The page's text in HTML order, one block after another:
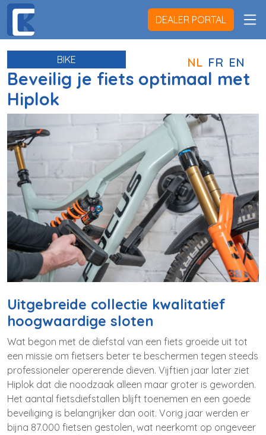
DEALER PORTAL
NL FR EN
BIKE
Beveilig je fiets optimaal met
Hiplok
Uitgebreide collectie kwalitatief
hoogwaardige sloten
Wat begon met de diefstal van een fiets groeide uit tot
een missie om fietsers beter te beschermen tegen steeds
professioneler opererende dieven. Vijftien jaar later ziet
Hiplok dat die noodzaak alleen maar groter is geworden.
Het aantal fietsdiefstallen blijft toenemen en een goede
beveiliging is belangrijker dan ooit. Vorig jaar werden er
bijna 87.000 fietsen gestolen, wat neerkomt op ongeveer